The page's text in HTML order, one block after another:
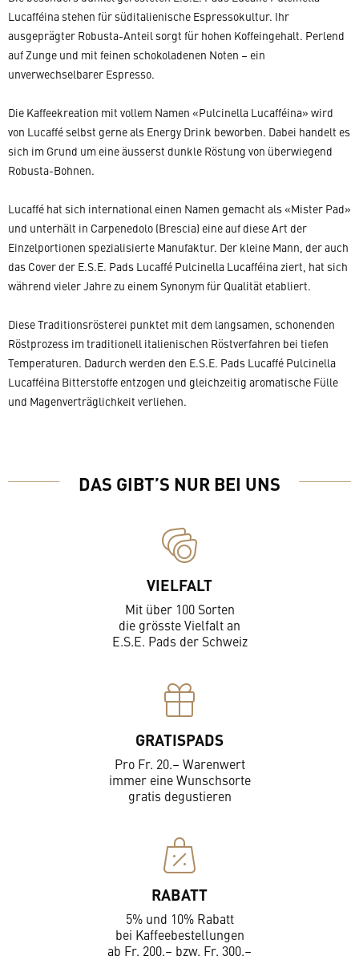
Lucafféina stehen für süditalienische Espressokultur. Ihr
ausgeprägter Robusta-Anteil sorgt für hohen Koffeingehalt. Perlend
auf Zunge und mit feinen schokoladenen Noten – ein
unverwechselbarer Espresso.
Die Kaffeekreation mit vollem Namen «Pulcinella Lucafféina» wird
von Lucaffé selbst gerne als Energy Drink beworben. Dabei handelt es
sich im Grund um eine äusserst dunkle Röstung von überwiegend
Robusta-Bohnen.
Lucaffé hat sich international einen Namen gemacht als «Mister Pad»
und unterhält in Carpenedolo (Brescia) eine auf diese Art der
Einzelportionen spezialisierte Manufaktur. Der kleine Mann, der auch
das Cover der E.S.E. Pads Lucaffé Pulcinella Lucafféina ziert, hat sich
während vieler Jahre zu einem Synonym für Qualität etabliert.
Diese Traditionsrösterei punktet mit dem langsamen, schonenden
Röstprozess im traditionell italienischen Röstverfahren bei tiefen
Temperaturen. Dadurch werden den E.S.E. Pads Lucaffé Pulcinella
Lucafféina Bitterstoffe entzogen und gleichzeitig aromatische Fülle
und Magenverträglichkeit verliehen.
DAS GIBT’S NUR BEI UNS
VIELFALT
Mit über 100 Sorten
die grösste Vielfalt an
E.S.E. Pads der Schweiz
GRATISPADS
Pro Fr. 20.– Warenwert
immer eine Wunschsorte
gratis degustieren
RABATT
5% und 10% Rabatt
bei Kaffeebestellungen
ab Fr. 200.– bzw. Fr. 300.–